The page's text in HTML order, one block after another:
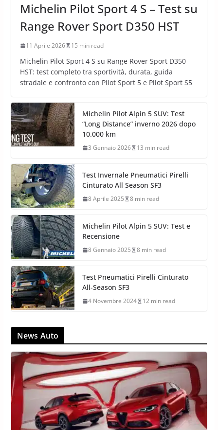
Michelin Pilot Sport 4 S – Test su
Range Rover Sport D350 HST
11 Aprile 2026 15 min read
Michelin Pilot Sport 4 S su Range Rover Sport D350
HST: test completo tra sportività, durata, guida
stradale e confronto con Pilot Sport 5 e Pilot Sport S5
Michelin Pilot Alpin 5 SUV: Test
“Long Distance” inverno 2026 dopo
10.000 km
3 Gennaio 2026 13 min read
Test Invernale Pneumatici Pirelli
Cinturato All Season SF3
8 Aprile 2025 8 min read
Michelin Pilot Alpin 5 SUV: Test e
Recensione
8 Gennaio 2025 8 min read
Test Pneumatici Pirelli Cinturato
All-Season SF3
4 Novembre 2024 12 min read
News Auto